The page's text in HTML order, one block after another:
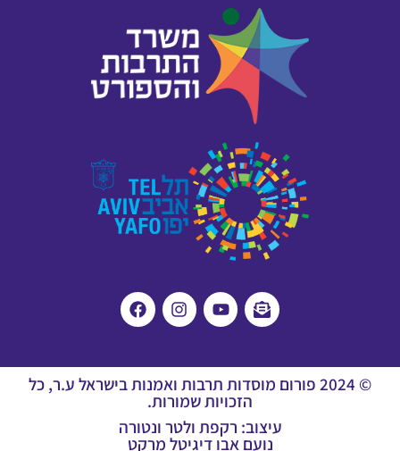
נועם אבו דיגיטל מרקט
עיצוב: רקפת ולטר ונטורה
© 2024 פורום מוסדות תרבות ואמנות בישראל ע.ר, כל
הזכויות שמורות.